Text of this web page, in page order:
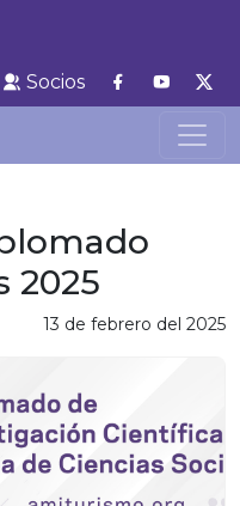
Socios
2025
13 de febrero del 2025